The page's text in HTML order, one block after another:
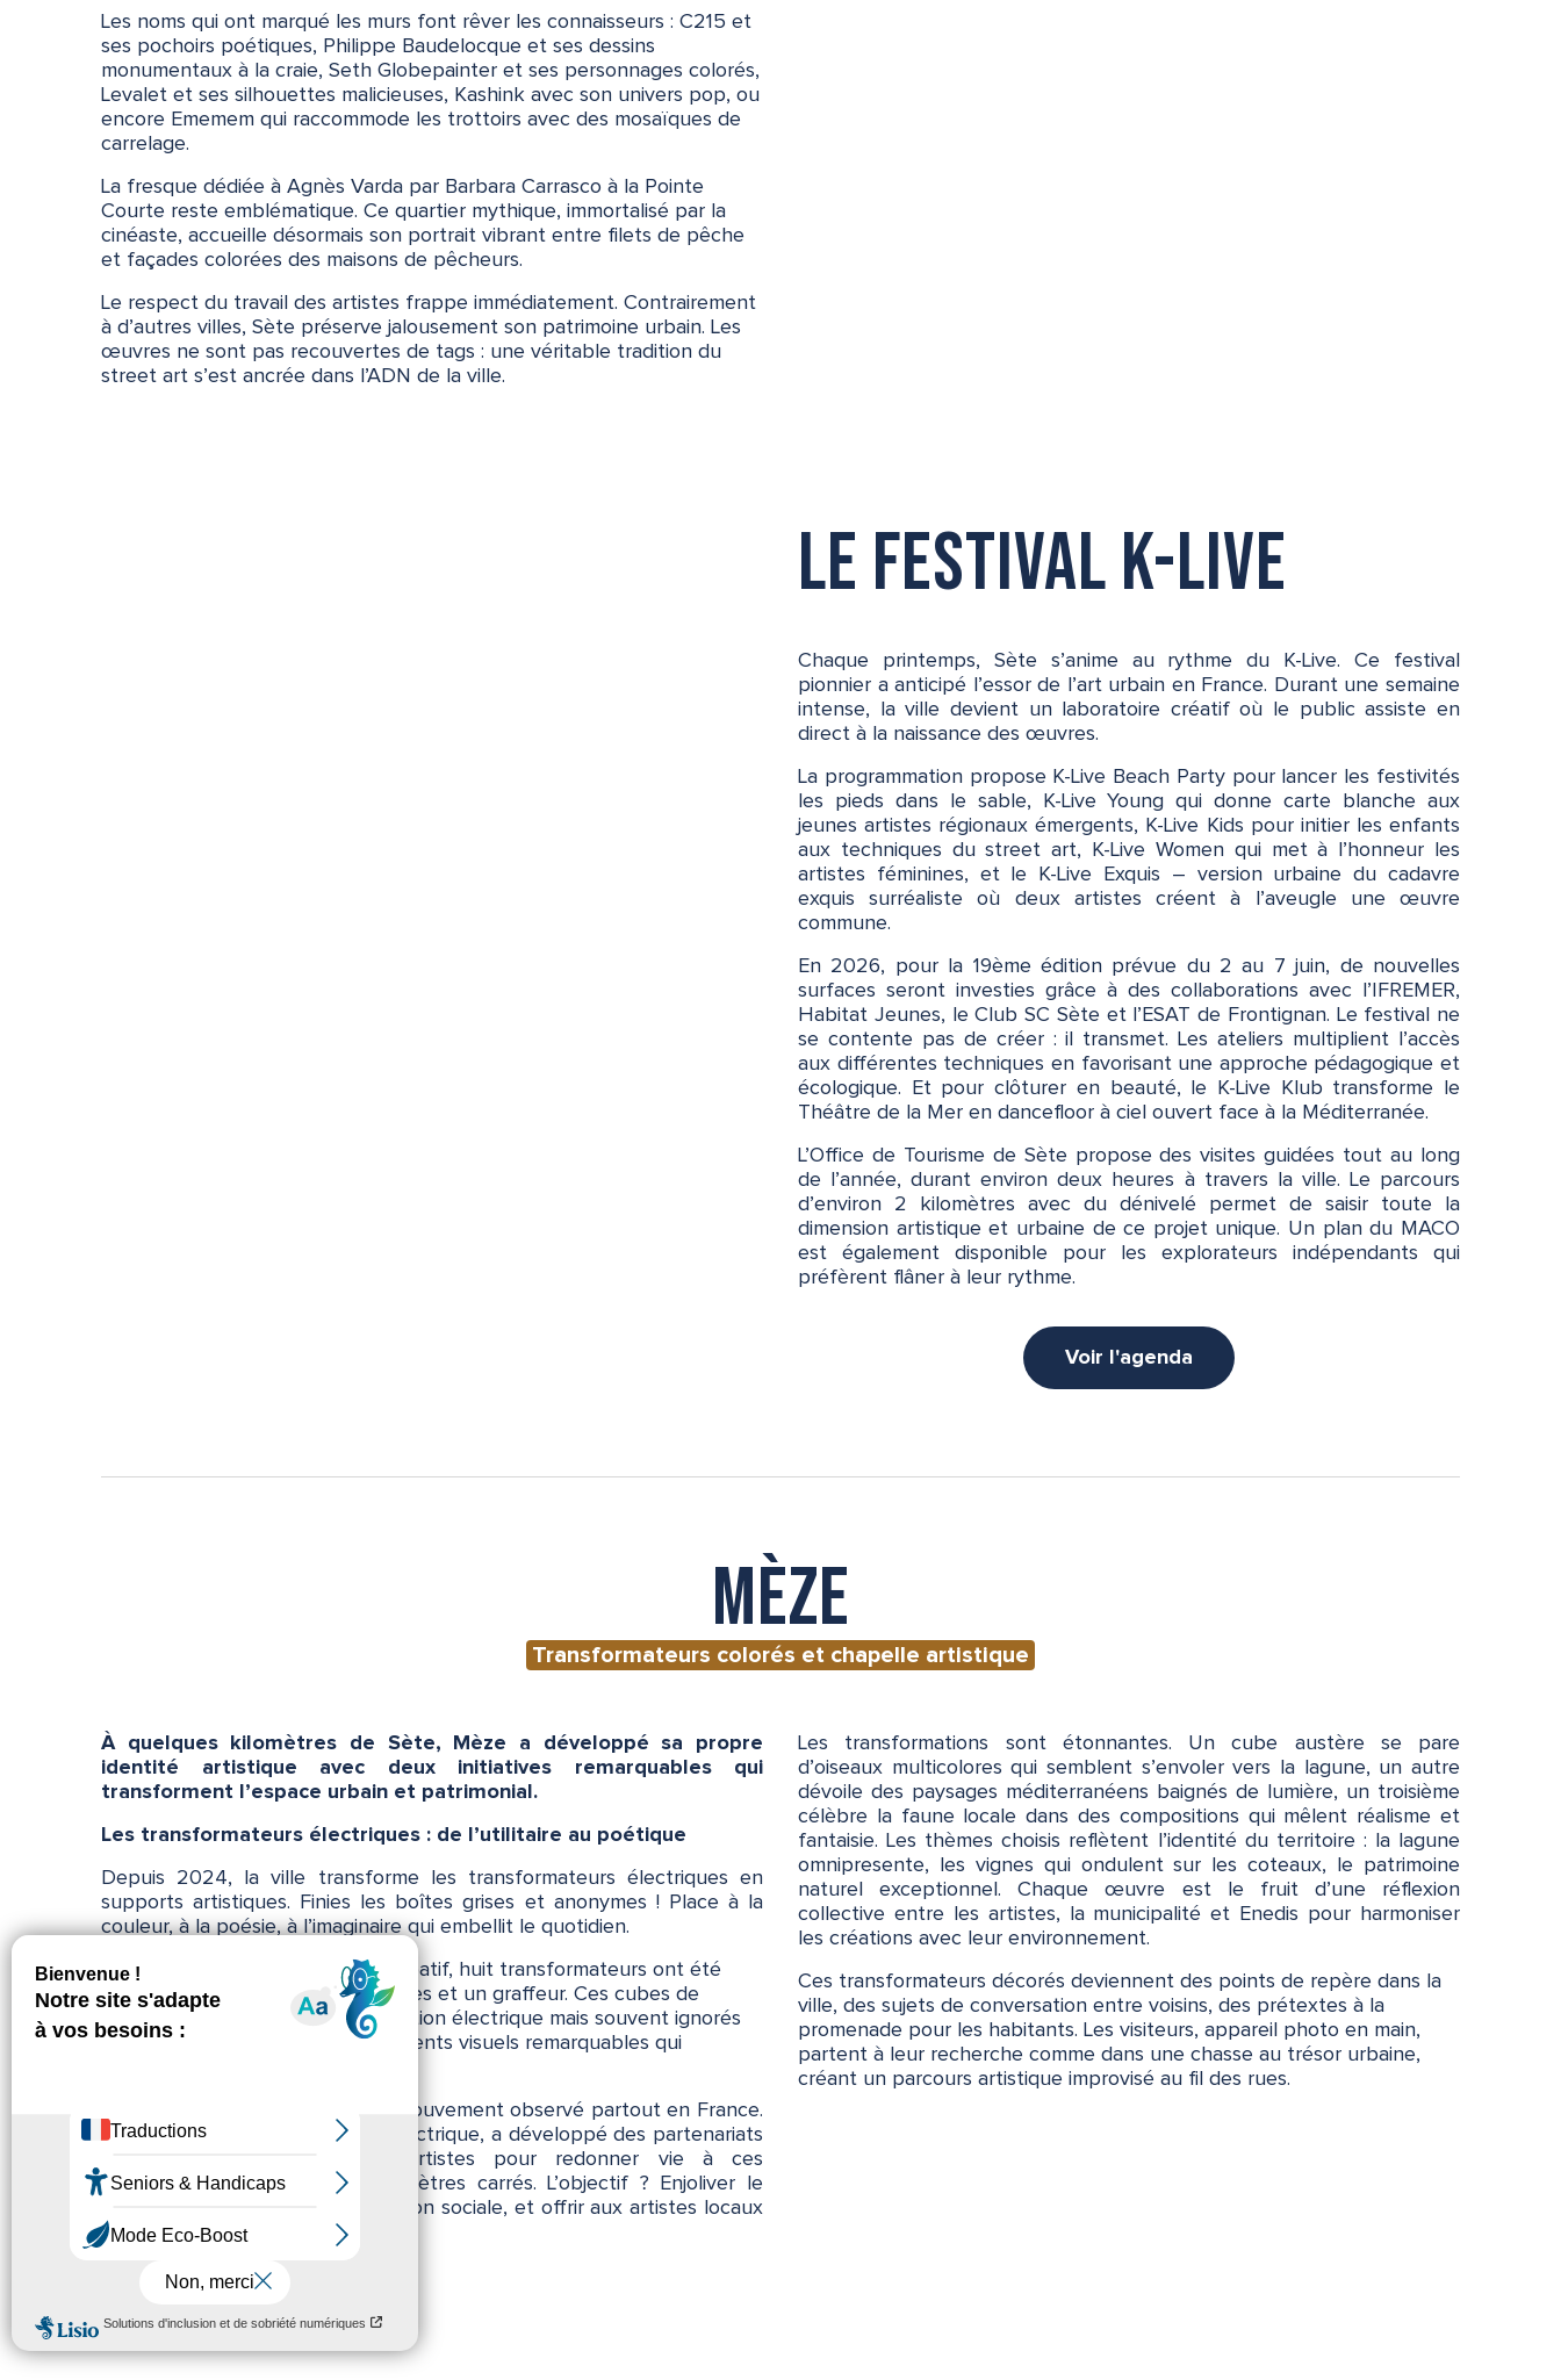
Les noms qui ont marqué les murs font rêver les connaisseurs : C215 et
ses pochoirs poétiques, Philippe Baudelocque et ses dessins
monumentaux à la craie, Seth Globepainter et ses personnages colorés,
Levalet et ses silhouettes malicieuses, Kashink avec son univers pop, ou
encore Ememem qui raccommode les trottoirs avec des mosaïques de
carrelage.
La fresque dédiée à Agnès Varda par Barbara Carrasco à la Pointe
Courte reste emblématique. Ce quartier mythique, immortalisé par la
cinéaste, accueille désormais son portrait vibrant entre filets de pêche
et façades colorées des maisons de pêcheurs.
Le respect du travail des artistes frappe immédiatement. Contrairement
à d’autres villes, Sète préserve jalousement son patrimoine urbain. Les
œuvres ne sont pas recouvertes de tags : une véritable tradition du
street art s’est ancrée dans l’ADN de la ville.
Le festival K-Live
Chaque printemps, Sète s’anime au rythme du K-Live. Ce festival
pionnier a anticipé l’essor de l’art urbain en France. Durant une semaine
intense, la ville devient un laboratoire créatif où le public assiste en
direct à la naissance des œuvres.
La programmation propose K-Live Beach Party pour lancer les festivités
les pieds dans le sable, K-Live Young qui donne carte blanche aux
jeunes artistes régionaux émergents, K-Live Kids pour initier les enfants
aux techniques du street art, K-Live Women qui met à l’honneur les
artistes féminines, et le K-Live Exquis – version urbaine du cadavre
exquis surréaliste où deux artistes créent à l’aveugle une œuvre
commune.
En 2026, pour la 19ème édition prévue du 2 au 7 juin, de nouvelles
surfaces seront investies grâce à des collaborations avec l’IFREMER,
Habitat Jeunes, le Club SC Sète et l’ESAT de Frontignan. Le festival ne
se contente pas de créer : il transmet. Les ateliers multiplient l’accès
aux différentes techniques en favorisant une approche pédagogique et
écologique. Et pour clôturer en beauté, le K-Live Klub transforme le
Théâtre de la Mer en dancefloor à ciel ouvert face à la Méditerranée.
L’Office de Tourisme de Sète propose des visites guidées tout au long
de l’année, durant environ deux heures à travers la ville. Le parcours
d’environ 2 kilomètres avec du dénivelé permet de saisir toute la
dimension artistique et urbaine de ce projet unique. Un plan du MACO
est également disponible pour les explorateurs indépendants qui
préfèrent flâner à leur rythme.
Voir l'agenda
Mèze
Transformateurs colorés et chapelle artistique
À quelques kilomètres de Sète, Mèze a développé sa propre
identité artistique avec deux initiatives remarquables qui
transforment l’espace urbain et patrimonial.
Les transformateurs électriques : de l’utilitaire au poétique
Depuis 2024, la ville transforme les transformateurs électriques en
supports artistiques. Finies les boîtes grises et anonymes ! Place à la
couleur, à la poésie, à l’imaginaire qui embellit le quotidien.
Dans le cadre d’un budget participatif, huit transformateurs ont été
métamorphosés par quatre peintres et un graffeur. Ces cubes de
béton, indispensables à la distribution électrique mais souvent ignorés
du regard, sont devenus des éléments visuels remarquables qui
Cette initiative s’inscrit dans un mouvement observé partout en France.
Enedis, gestionnaire du réseau électrique, a développé des partenariats
avec les communes et les artistes pour redonner vie à ces
« maisonnettes » d’environ 12 mètres carrés. L’objectif ? Enjoliver le
mobilier urbain, créer de la cohésion sociale, et offrir aux artistes locaux
une visibilité qu’ils méritent.
Les transformations sont étonnantes. Un cube austère se pare
d’oiseaux multicolores qui semblent s’envoler vers la lagune, un autre
dévoile des paysages méditerranéens baignés de lumière, un troisième
célèbre la faune locale dans des compositions qui mêlent réalisme et
fantaisie. Les thèmes choisis reflètent l’identité du territoire : la lagune
omnipresente, les vignes qui ondulent sur les coteaux, le patrimoine
naturel exceptionnel. Chaque œuvre est le fruit d’une réflexion
collective entre les artistes, la municipalité et Enedis pour harmoniser
les créations avec leur environnement.
Ces transformateurs décorés deviennent des points de repère dans la
ville, des sujets de conversation entre voisins, des prétextes à la
promenade pour les habitants. Les visiteurs, appareil photo en main,
partent à leur recherche comme dans une chasse au trésor urbaine,
créant un parcours artistique improvisé au fil des rues.